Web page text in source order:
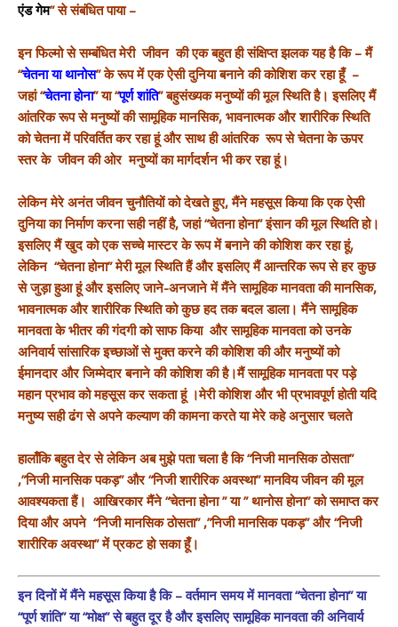
एंड गेम” से संबंधित पाया –
इन फिल्मो से सम्बंधित मेरी जीवन की एक बहुत ही संक्षिप्त झलक यह है कि – मैं
“चेतना या थानोस” के रूप में एक ऐसी दुनिया बनाने की कोशिश कर रहा हूँ –
जहां “चेतना होना” या “पूर्ण शांति” बहुसंख्यक मनुष्यों की मूल स्थिति है। इसलिए मैं
आंतरिक रूप से मनुष्यों की सामूहिक मानसिक, भावनात्मक और शारीरिक स्थिति
को चेतना में परिवर्तित कर रहा हूं और साथ ही आंतरिक रूप से चेतना के ऊपर
स्तर के जीवन की ओर मनुष्यों का मार्गदर्शन भी कर रहा हूं।
लेकिन मेरे अनंत जीवन चुनौतियों को देखते हुए, मैंने महसूस किया कि एक ऐसी
दुनिया का निर्माण करना सही नहीं है, जहां “चेतना होना” इंसान की मूल स्थिति हो।
इसलिए मैं खुद को एक सच्चे मास्टर के रूप में बनाने की कोशिश कर रहा हूं,
लेकिन “चेतना होना” मेरी मूल स्थिति हैं और इसलिए मैं आन्तरिक रूप से हर कुछ
से जुड़ा हुआ हूं और इसलिए जाने-अनजाने में मैंने सामूहिक मानवता की मानसिक,
भावनात्मक और शारीरिक स्थिति को कुछ हद तक बदल डाला। मैंने सामूहिक
मानवता के भीतर की गंदगी को साफ किया और सामूहिक मानवता को उनके
अनिवार्य सांसारिक इच्छाओं से मुक्त करने की कोशिश की और मनुष्यों को
ईमानदार और जिम्मेदार बनाने की कोशिश की है।मैं सामूहिक मानवता पर पड़े
महान प्रभाव को महसूस कर सकता हूं ।मेरी कोशिश और भी प्रभावपूर्ण होती यदि
मनुष्य सही ढंग से अपने कल्याण की कामना करते या मेरे कहे अनुसार चलते
हालाँकि बहुत देर से लेकिन अब मुझे पता चला है कि “निजी मानसिक ठोसता”
,”निजी मानसिक पकड़” और “निजी शारीरिक अवस्था” मानविय जीवन की मूल
आवश्यकता हैं। आखिरकार मैंने “चेतना होना ” या ” थानोस होना” को समाप्त कर
दिया और अपने “निजी मानसिक ठोसता” ,”निजी मानसिक पकड़” और “निजी
शारीरिक अवस्था” में प्रकट हो सका हूँ।
इन दिनों में मैंने महसूस किया है कि – वर्तमान समय में मानवता “चेतना होना” या
“पूर्ण शांति” या “मोक्ष” से बहुत दूर है और इसलिए सामूहिक मानवता की अनिवार्य